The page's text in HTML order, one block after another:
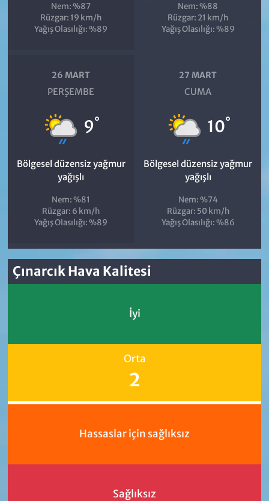
Nem: %87
Rüzgar: 19 km/h
Yağış Olasılığı: %89
Nem: %88
Rüzgar: 21 km/h
Yağış Olasılığı: %89
26 MART
PERŞEMBE
9°
Bölgesel düzensiz yağmur
yağışlı
Nem: %81
Rüzgar: 6 km/h
Yağış Olasılığı: %89
27 MART
CUMA
10°
Bölgesel düzensiz yağmur
yağışlı
Nem: %74
Rüzgar: 50 km/h
Yağış Olasılığı: %86
Çınarcık Hava Kalitesi
İyi
Orta
2
Hassaslar için sağlıksız
Sağlıksız